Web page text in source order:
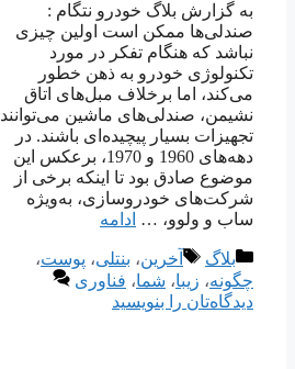
به گزارش بلاگ خودرو نتگام :
صندلی‌ها ممکن است اولین چیزی
نباشد که هنگام تفکر در مورد
تکنولوژی خودرو به ذهن خطور
می‌کند، اما برخلاف مبل‌های اتاق
نشیمن، صندلی‌های ماشین می‌توانند
تجهیزات بسیار پیچیده‌ای باشند. در
دهه‌های 1960 و 1970، برعکس این
موضوع صادق بود تا اینکه برخی از
شرکت‌های خودروسازی، به‌ویژه
ساب و ولوو، … ادامه
دسته‌ها
بلاگ برچسب‌ها
آخرین، بنتلی، پوست،
چگونه، زیبا، شما، فناوری
دیدگاه‌تان را بنویسید